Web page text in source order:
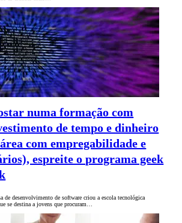
numa formação com
de tempo e dinheiro
com empregabilidade e
espreite o programa geek
de desenvolvimento de software criou a escola tecnológica
se destina a jovens que procuram…